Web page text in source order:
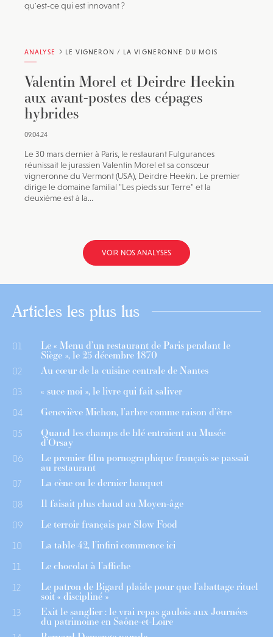
qu'est-ce qui est innovant ?
ANALYSE LE VIGNERON / LA VIGNERONNE DU MOIS
Valentin Morel et Deirdre Heekin
aux avant-postes des cépages
hybrides
09.04.24
Le 30 mars dernier à Paris, le restaurant Fulgurances
réunissait le jurassien Valentin Morel et sa consœur
vigneronne du Vermont (USA), Deirdre Heekin. Le premier
dirige le domaine familial "Les pieds sur Terre" et la
deuxième est à la...
VOIR NOS ANALYSES
Articles les plus lus
01 Le « Menu d’un restaurant de Paris pendant le
Siège », le 25 décembre 1870
02 Au cœur de la cuisine centrale de Nantes
03 « suce moi », le livre qui fait saliver
04 Geneviève Michon, l’arbre comme raison d’être
05 Quand les champs de blé entraient au Musée
d’Orsay
06 Le premier film pornographique français se passait
au restaurant
07 La cène ou le dernier banquet
08 Il faisait plus chaud au Moyen-âge
09 Le terroir français par Slow Food
10 La table 42, l’infini commence ici
11 Le chocolat à l’affiche
12 Le patron de Bigard plaide pour que l’abattage rituel
soit « discipliné »
13 Exit le sanglier : le vrai repas gaulois aux Journées
du patrimoine en Saône-et-Loire